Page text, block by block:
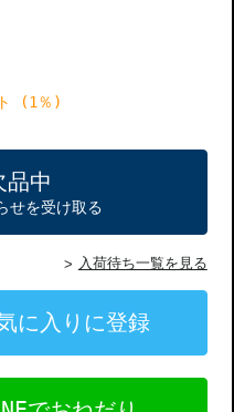
(1％)
品中
せを受け取る
入荷待ち一覧を見る
に入りに登録